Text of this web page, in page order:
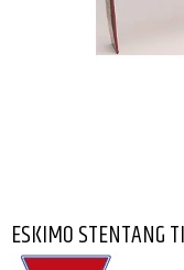
ESKIMO STENTANG